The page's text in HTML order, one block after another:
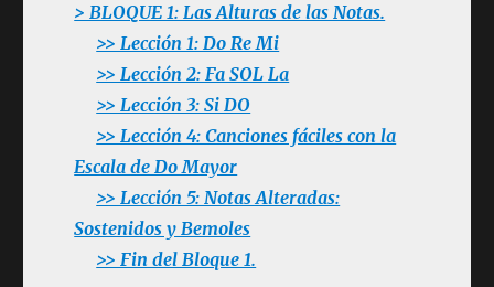
> BLOQUE 1: Las Alturas de las Notas.
>> Lección 1: Do Re Mi
>> Lección 2: Fa SOL La
>> Lección 3: Si DO
>> Lección 4: Canciones fáciles con la
Escala de Do Mayor
>> Lección 5: Notas Alteradas:
Sostenidos y Bemoles
>> Fin del Bloque 1.